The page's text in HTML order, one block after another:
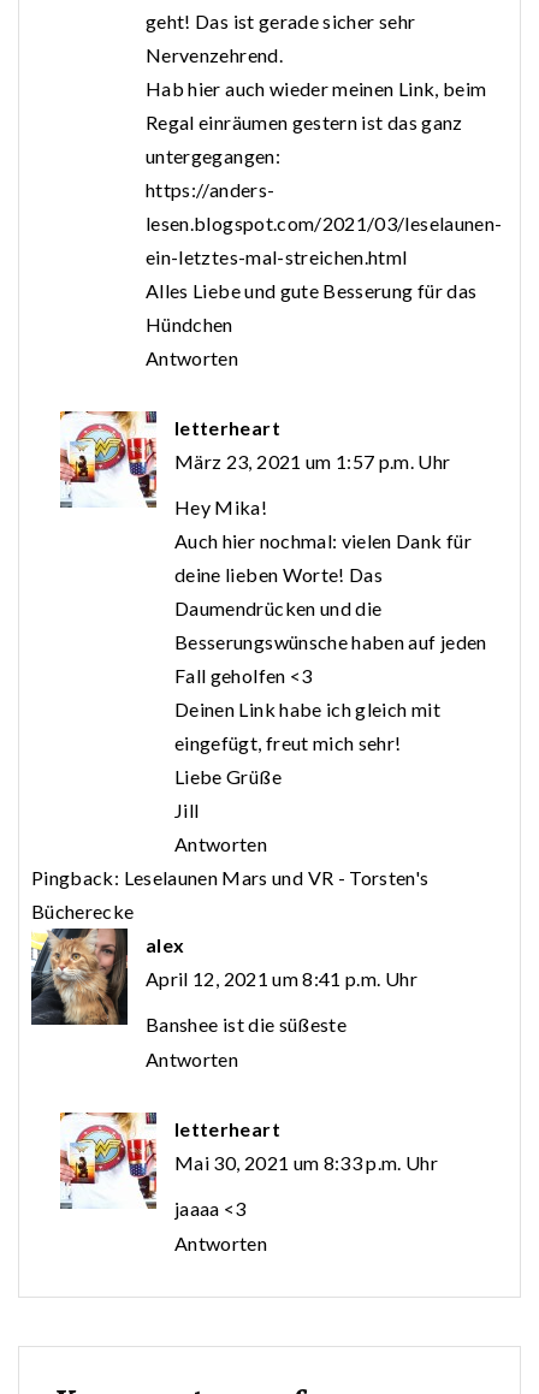
geht! Das ist gerade sicher sehr
Nervenzehrend.
Hab hier auch wieder meinen Link, beim
Regal einräumen gestern ist das ganz
untergegangen:
https://anders-
lesen.blogspot.com/2021/03/leselaunen-
ein-letztes-mal-streichen.html
Alles Liebe und gute Besserung für das
Hündchen
Antworten
letterheart
März 23, 2021 um 1:57 p.m. Uhr
Hey Mika!
Auch hier nochmal: vielen Dank für
deine lieben Worte! Das
Daumendrücken und die
Besserungswünsche haben auf jeden
Fall geholfen <3
Deinen Link habe ich gleich mit
eingefügt, freut mich sehr!
Liebe Grüße
Jill
Antworten
Pingback: Leselaunen Mars und VR - Torsten's
Bücherecke
alex
April 12, 2021 um 8:41 p.m. Uhr
Banshee ist die süßeste
Antworten
letterheart
Mai 30, 2021 um 8:33 p.m. Uhr
jaaaa <3
Antworten